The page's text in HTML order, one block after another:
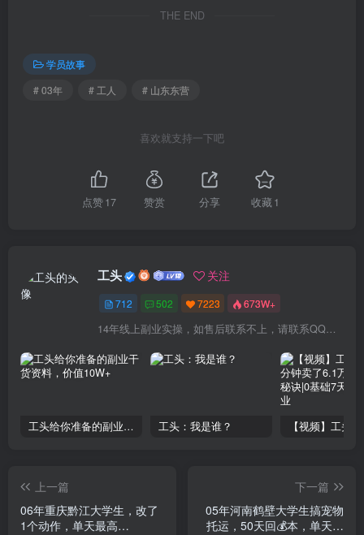
THE END
学员故事
# 03年
# 工人 # 山东东营
喜欢就支持一下吧
点赞17 赞赏 分享 收藏1
工头 关注
712 502 7223 673W+
14年线上副业实操，如售后联系不上，请联系QQ：1841000000（6个0）或拨打交付合同中的联系电话！
工头给你准备的副业干货资料，价值10W+ 工头：我是谁？
上一篇
06年重庆黔江大学生，改了
1个动作，单天最高
下一篇
05年河南鹤壁大学生搞宠物
托运，50天回💰本，单天最